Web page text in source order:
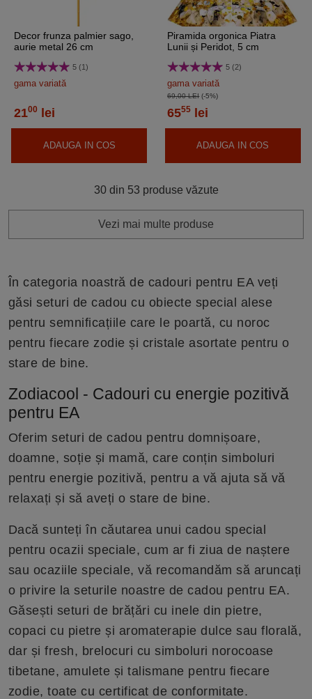
Decor frunza palmier sago,
aurie metal 26 cm
5 (1)
gama variată
2100 lei
ADAUGA IN COS
Piramida orgonica Piatra
Lunii și Peridot, 5 cm
5 (2)
gama variată
69,00 LEI(-5%)
6555 lei
ADAUGA IN COS
30 din 53 produse văzute
Vezi mai multe produse
În categoria noastră de cadouri pentru EA veți
găsi seturi de cadou cu obiecte special alese
pentru semnificațiile care le poartă, cu noroc
pentru fiecare zodie și cristale asortate pentru o
stare de bine.
Zodiacool - Cadouri cu energie pozitivă
pentru EA
Oferim seturi de cadou pentru domnișoare,
doamne, soție și mamă, care conțin simboluri
pentru energie pozitivă, pentru a vă ajuta să vă
relaxați și să aveți o stare de bine.
Dacă sunteți în căutarea unui cadou special
pentru ocazii speciale, cum ar fi ziua de naștere
sau ocaziile speciale, vă recomandăm să aruncați
o privire la seturile noastre de cadou pentru EA.
Găsești seturi de brățări cu inele din pietre,
copaci cu pietre și aromaterapie dulce sau florală,
dar și fresh, brelocuri cu simboluri norocoase
tibetane, amulete și talismane pentru fiecare
zodie, toate cu certificat de conformitate.